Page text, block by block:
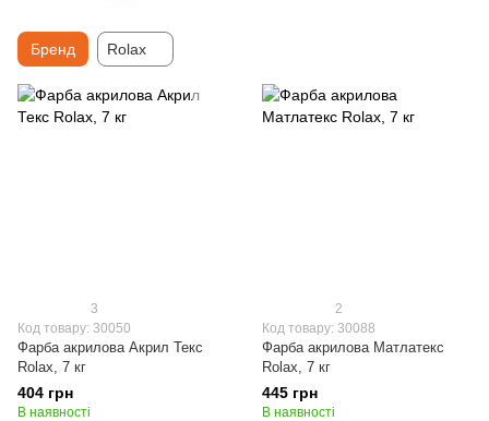
Бренд Rolax
3
Код товару: 30050
Фарба акрилова Акрил Текс
Rolax, 7 кг
404 грн
В наявності
2
Код товару: 30088
Фарба акрилова Матлатекс
Rolax, 7 кг
445 грн
В наявності